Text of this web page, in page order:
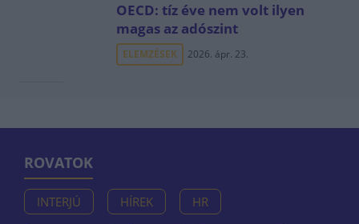
OECD: tíz éve nem volt ilyen
magas az adószint
ELEMZÉSEK 2026. ápr. 23.
ROVATOK
INTERJÚ HÍREK HR